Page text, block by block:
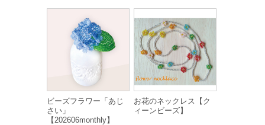
ビーズフラワー「あじ
さい」
【202606monthly】
お花のネックレス【ク
ィーンビーズ】